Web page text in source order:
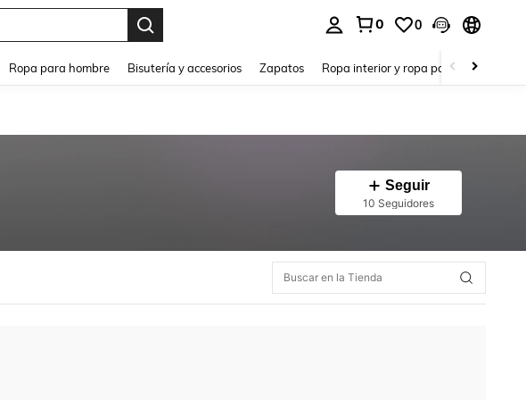
0 0
Ropa para hombre Bisutería y accesorios Zapatos Ropa interior y ropa para dormir
Seguir
10 Seguidores